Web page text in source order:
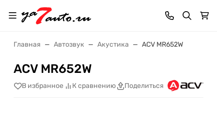
Главная Автозвук Акустика ACV MR652W
ACV MR652W
В избранное К сравнению Поделиться